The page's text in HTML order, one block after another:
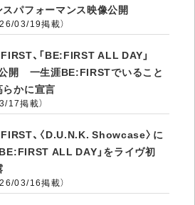
スパフォーマンス映像公開
03/19掲載）
、「BE:FIRST ALL DAY」
開 一生涯BE:FIRSTでいること
らかに宣言
17掲載）
、〈D.U.N.K. Showcase〉に
BE:FIRST ALL DAY」をライヴ初
03/16掲載）